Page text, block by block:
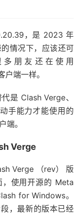
，是 2023 年
情况下，应该还可
朋友还在使用
端一样。
是 Clash Verge、
手能力才能使用的
。
Verge
Verge （rev） 版
使用开源的 Meta
for Windows。
，最新的版本已经